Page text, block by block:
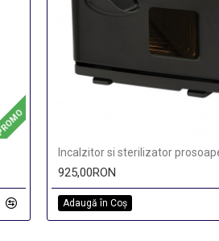
Incalzitor si sterilizator
925,00RON
Adaugă în Coş